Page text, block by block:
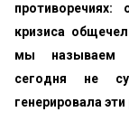
кризиса
мы называем
сегодня не
генерировала